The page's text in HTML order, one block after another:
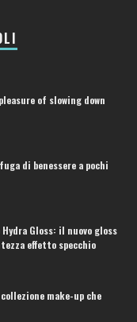
of slowing down
di benessere a pochi
Hydra Gloss: il nuovo gloss
effetto specchio
make-up che